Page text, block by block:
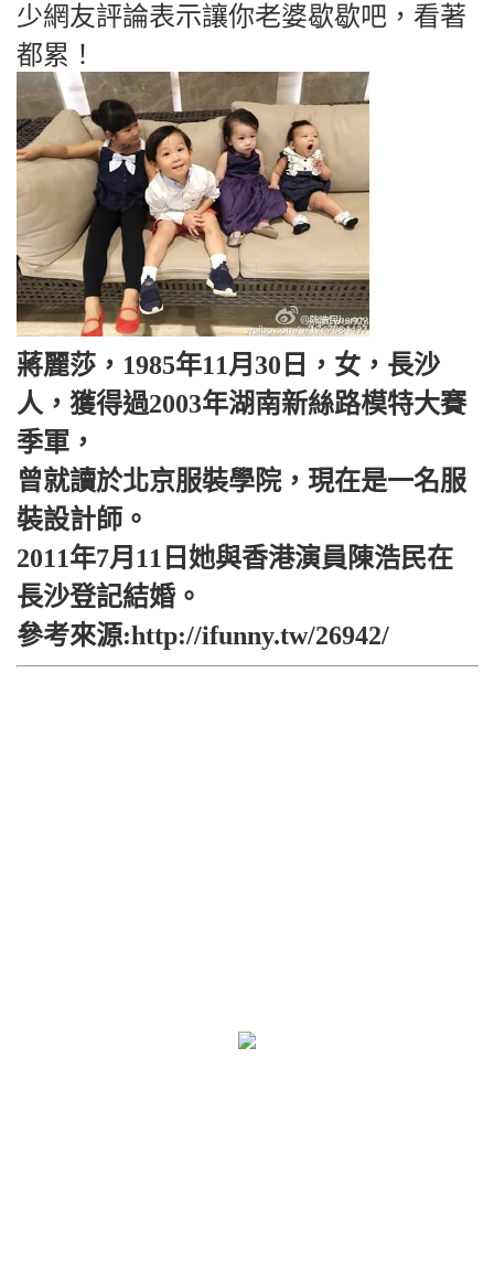
少網友評論表示讓你老婆歇歇吧，看著
都累！​
蔣麗莎，1985年11月30日，女，長沙
人，獲得過2003年湖南新絲路模特大賽
季軍，
曾就讀於北京服裝學院，現在是一名服
裝設計師。
2011年7月11日她與香港演員陳浩民在
長沙登記結婚。
參考來源:http://ifunny.tw/26942/